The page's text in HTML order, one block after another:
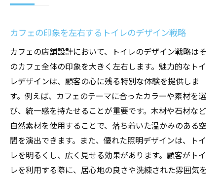
顧客体験を高めるトイレの空間設計
カフェの雰囲気作りに欠かせないトイレ設計の
ポイント
カフェと調和するトイレインテリアの選び
方
トイレのカラーコーディネートで雰囲気を
演出
顧客に心地よさを提供する照明の工夫
カフェのテーマに応じたトイレ装飾のアイ
デア
カフェの印象を左右するトイレのデザイン戦略
カフェの店舗設計において、トイレのデザイン戦略はそ
のカフェ全体の印象を大きく左右します。魅力的なトイ
レデザインは、顧客の心に残る特別な体験を提供しま
す。例えば、カフェのテーマに合ったカラーや素材を選
び、統一感を持たせることが重要です。木材や石材など
自然素材を使用することで、落ち着いた温かみのある空
間を演出できます。また、優れた照明デザインは、トイ
レを明るくし、広く見せる効果があります。顧客がトイ
レを利用する際に、居心地の良さや洗練された雰囲気を